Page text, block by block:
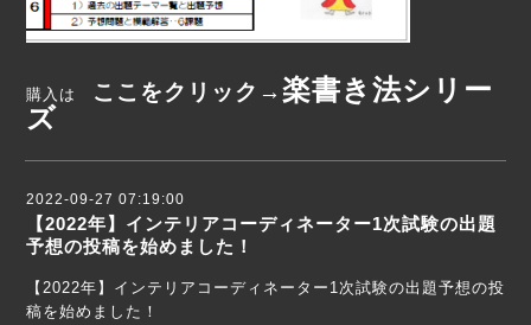
購入は ここをクリック→ 楽書き法シリー
ズ
2022-09-27 07:19:00
【2022年】インテリアコーディネーター1次試験の出題
予想の投稿を始めました！
【2022年】インテリアコーディネーター1次試験の出題予想の投
稿を始めました！